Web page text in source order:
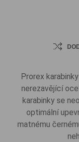
Prorex
nerezavějící
karabinky se
optimální
matnému